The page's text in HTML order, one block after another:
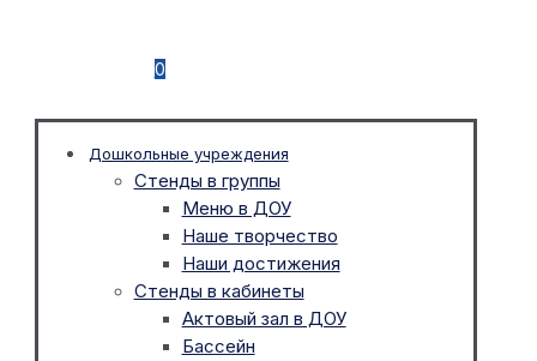
0
Дошкольные учреждения
Стенды в группы
Меню в ДОУ
Наше творчество
Наши достижения
Стенды в кабинеты
Актовый зал в ДОУ
Бассейн